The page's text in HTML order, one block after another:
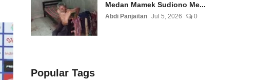
Medan Mamek Sudiono Me...
Abdi Panjaitan Jul 5, 2026 0
Popular Tags